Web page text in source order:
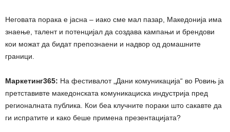
Неговата порака е јасна – иако сме мал пазар, Македонија има
знаење, талент и потенцијал да создава кампањи и брендови
кои можат да бидат препознаени и надвор од домашните
граници.
Маркетинг365: На фестивалот „Дани комуникација“ во Ровињ ја
претставивте македонската комуникациска индустрија пред
регионалната публика. Кои беа клучните пораки што сакавте да
ги испратите и како беше примена презентацијата?